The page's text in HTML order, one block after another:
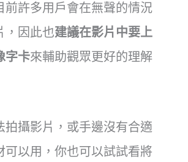
前許多用戶會在無聲的情況
，因此也建議在影片中要上
字卡來輔助觀眾更好的理解
拍攝影片，或手邊沒有合適
可以用，你也可以試試看將